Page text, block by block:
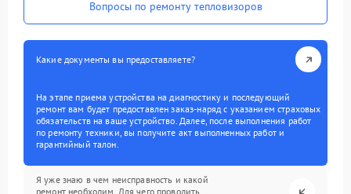
Вопросы по ремонту тепловизоров
Какие документы вы предоставляете?
На этапе приема устройства на диагностику и последующий
ремонт вам будет предоставлен заказ-наряд с указанием страховых
обязательств на ваше устройство. Далее, после выполнения работ
по ремонту техники, вы получите акт выполненных работ и
гарантийный талон.
Я уже знаю в чем неисправность и какой
ремонт необходим. Для чего проводить